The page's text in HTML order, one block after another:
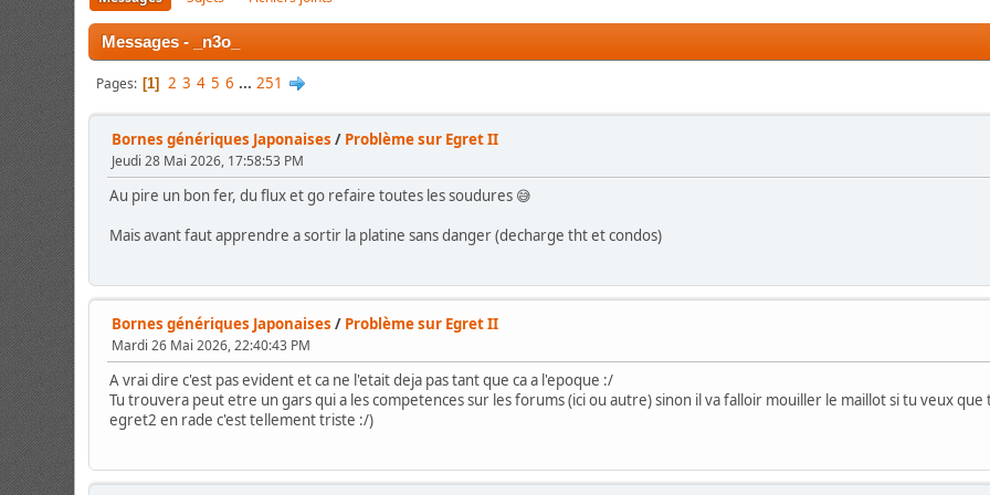
Messages - _n3o_
Pages 1 2 3 4 5 6 ... 251
Bornes génériques Japonaises / Problème sur Egret II
Jeudi 28 Mai 2026, 17:58:53 PM
Au pire un bon fer, du flux et go refaire toutes les soudures 😅
Mais avant faut apprendre a sortir la platine sans danger (decharge tht et condos)
Bornes génériques Japonaises / Problème sur Egret II
Mardi 26 Mai 2026, 22:40:43 PM
A vrai dire c'est pas evident et ca ne l'etait deja pas tant que ca a l'epoque :/
Tu trouvera peut etre un gars qui a les competences sur les forums (ici ou autre) sinon il va falloir mouiller le maillot si tu veux
egret2 en rade c'est tellement triste :/)